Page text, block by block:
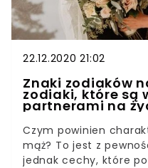
22.12.2020 21:02
Znaki zodiaków
zodiaki, które są
partnerami na
zdradzą
Czym powinien
mąż? To jest z
jednak cechy, które